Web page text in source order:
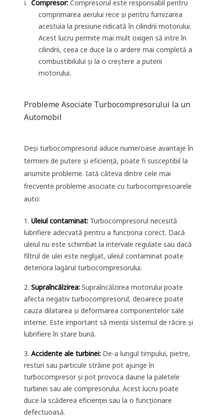
Compresor: Compresorul este responsabil pentru
comprimarea aerului rece și pentru furnizarea
acestuia la presiune ridicată în cilindrii motorului.
Acest lucru permite mai mult oxigen să intre în
cilindrii, ceea ce duce la o ardere mai completă a
combustibilului și la o creștere a puterii
motorului.
Probleme Asociate Turbocompresorului la un
Automobil
Deși turbocompresorul aduce numeroase avantaje în
termeni de putere și eficiență, poate fi susceptibil la
anumite probleme. Iată câteva dintre cele mai
frecvente probleme asociate cu turbocompresoarele
auto:
Uleiul contaminat: Turbocompresorul necesită
lubrifiere adecvată pentru a funcționa corect. Dacă
uleiul nu este schimbat la intervale regulate sau dacă
filtrul de ulei este neglijat, uleiul contaminat poate
deteriora lagărul turbocompresorului.
Supraîncălzirea: Supraîncălzirea motorului poate
afecta negativ turbocompresorul, deoarece poate
cauza dilatarea și deformarea componentelor sale
interne. Este important să menții sistemul de răcire și
lubrifiere în stare bună.
Accidente ale turbinei: De-a lungul timpului, pietre,
resturi sau particule străine pot ajunge în
turbocompresor și pot provoca daune la paletele
turbinei sau ale compresorului. Acest lucru poate
duce la scăderea eficienței sau la o funcționare
defectuoasă.